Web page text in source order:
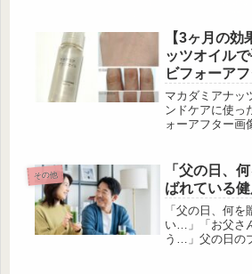
す。チェック
グ、レザー調ま
ユニセックス感
女でシェアしや
は、女性が着て
も交えながら、
洒落アウター”
す。レディース
【3ヶ月の
ッツオイル
ビフォーア
マカダミアナッ
ンドケアに使っ
ォーアフター画
説。手荒れに悩
バとの違いもご
その他
「父の日、
ばれている
「父の日、何
い…」「お父さ
う…」父の日の